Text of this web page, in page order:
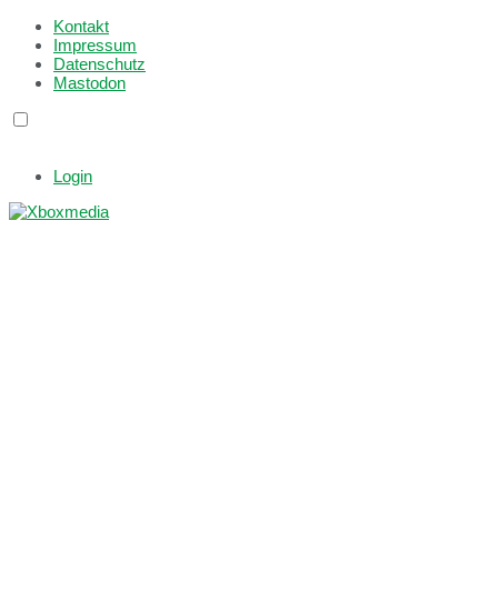
Kontakt
Impressum
Datenschutz
Mastodon
Login